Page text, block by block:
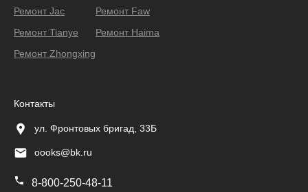
Ремонт Jac
Ремонт Tianye
Ремонт Zhongxing
Ремонт Faw
Ремонт Haima
Контакты
ул. Фронтовых бригад, 33Б
oooks@bk.ru
8-800-250-48-11